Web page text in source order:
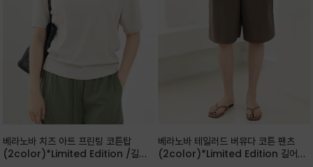
베라노바 치즈 아트 프린팅 코튼탑
(2color)*Limited Edition /길어
베라노바 테일러드 버뮤다 코튼 팬츠
(2color)*Limited Edition 길어진